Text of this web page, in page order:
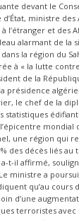
devant le
d’État, ministre
l’étranger et des
alarmant de la
la région du
à « la lutte
de la
présidence
le chef de la
statistiques
mondial
une région qui
des décès liés au
t-il affirmé,
ministre a
qu’au cours
d’une
terroristes